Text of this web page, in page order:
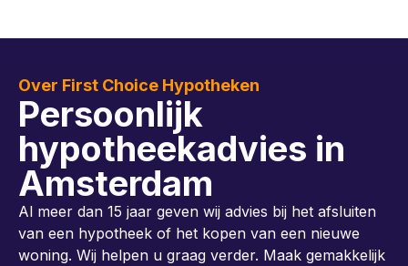
Over First Choice Hypotheken
Persoonlijk
hypotheekadvies in
Amsterdam
Al meer dan 15 jaar geven wij advies bij het afsluiten
van een hypotheek of het kopen van een nieuwe
woning. Wij helpen u graag verder. Maak gemakkelijk